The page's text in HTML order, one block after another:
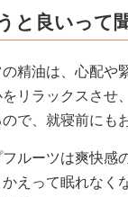
と良いって
精油は、心配や
リラックスさせ
で、就寝前にも
ルーツは爽快感
えって眠れなく